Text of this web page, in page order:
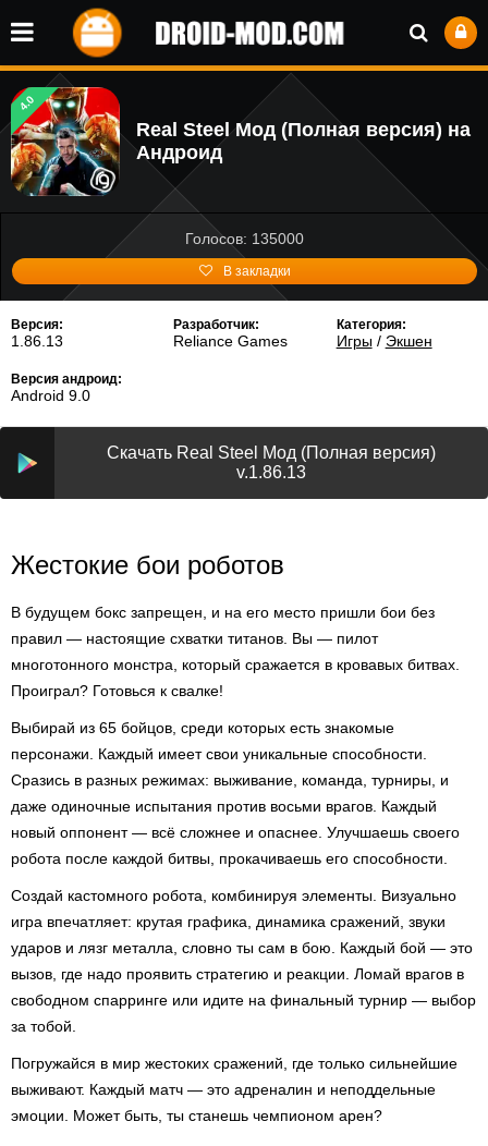
4.0
Real Steel Мод (Полная версия) на
Андроид
Голосов: 135000
В закладки
Версия:
1.86.13
Разработчик:
Reliance Games
Категория:
Игры/ Экшен
Версия андроид:
Android 9.0
Скачать Real Steel Мод (Полная версия)
v.1.86.13
Жестокие бои роботов
В будущем бокс запрещен, и на его место пришли бои без
правил — настоящие схватки титанов. Вы — пилот
многотонного монстра, который сражается в кровавых битвах.
Проиграл? Готовься к свалке!
Выбирай из 65 бойцов, среди которых есть знакомые
персонажи. Каждый имеет свои уникальные способности.
Сразись в разных режимах: выживание, команда, турниры, и
даже одиночные испытания против восьми врагов. Каждый
новый оппонент — всё сложнее и опаснее. Улучшаешь своего
робота после каждой битвы, прокачиваешь его способности.
Создай кастомного робота, комбинируя элементы. Визуально
игра впечатляет: крутая графика, динамика сражений, звуки
ударов и лязг металла, словно ты сам в бою. Каждый бой — это
вызов, где надо проявить стратегию и реакции. Ломай врагов в
свободном спарринге или идите на финальный турнир — выбор
за тобой.
Погружайся в мир жестоких сражений, где только сильнейшие
выживают. Каждый матч — это адреналин и неподдельные
эмоции. Может быть, ты станешь чемпионом арен?